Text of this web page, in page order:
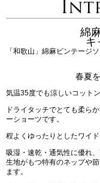
綿
キ
「和歌山」綿麻ビンテージ
春夏
気温35度でも涼しいコット
ドライタッチでとても柔ら
ーショーツです。
程よくゆったりとしたワイ
吸湿・速乾・通気性に優れ
生地がもつ特有のネップや
ます。